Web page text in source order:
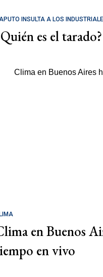
INSULTA A LOS
es el tarado?
en Buenos
en vivo